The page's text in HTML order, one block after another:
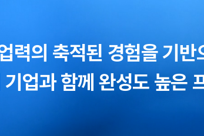
력의 축적된 경험을 기반
업과 함께 완성도 높은